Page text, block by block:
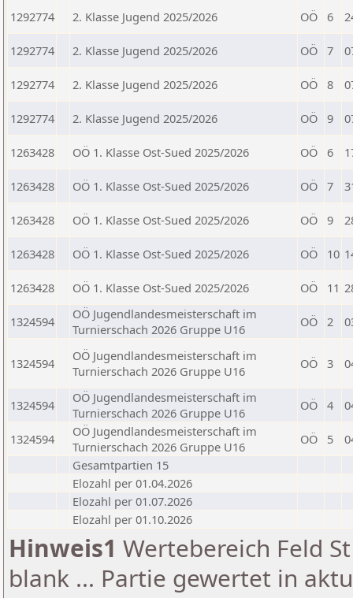
1292774 2. Klasse Jugend 2025/2026 OÖ 6
1292774 2. Klasse Jugend 2025/2026 OÖ 7
1292774 2. Klasse Jugend 2025/2026 OÖ 8
1292774 2. Klasse Jugend 2025/2026 OÖ 9
1263428 OÖ 1. Klasse Ost-Sued 2025/2026 OÖ 6
1263428 OÖ 1. Klasse Ost-Sued 2025/2026 OÖ 7
1263428 OÖ 1. Klasse Ost-Sued 2025/2026 OÖ 9
1263428 OÖ 1. Klasse Ost-Sued 2025/2026 OÖ 10
1263428 OÖ 1. Klasse Ost-Sued 2025/2026 OÖ 11
1324594
OÖ Jugendlandesmeisterschaft im
Turnierschach 2026 Gruppe U16
OÖ 2
1324594
OÖ Jugendlandesmeisterschaft im
Turnierschach 2026 Gruppe U16
OÖ 3
1324594
OÖ Jugendlandesmeisterschaft im
Turnierschach 2026 Gruppe U16
OÖ 4
1324594
OÖ Jugendlandesmeisterschaft im
Turnierschach 2026 Gruppe U16
OÖ 5
Gesamtpartien 15
Elozahl per 01.04.2026
Elozahl per 01.07.2026
Elozahl per 01.10.2026
Hinweis1 Wertebereich Feld
blank ... Partie gewertet in